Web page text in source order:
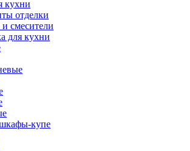
кухни
отделки
смесители
для кухни
купе